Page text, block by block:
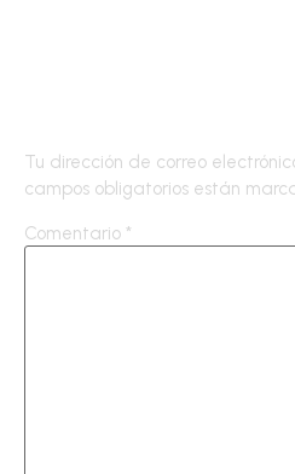
Tu dirección de correo
campos obligatorios están
Comentario *